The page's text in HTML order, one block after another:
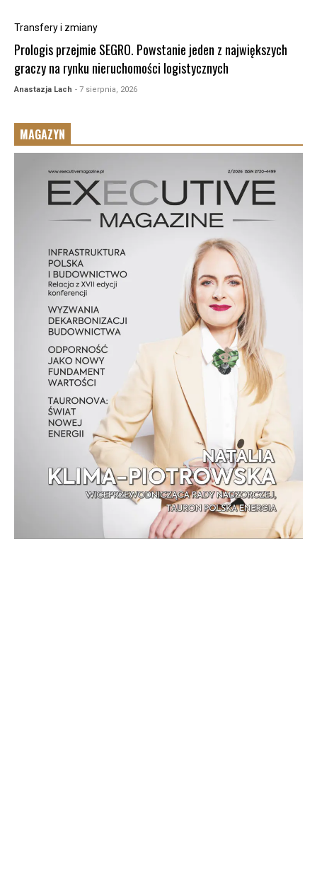
Transfery i zmiany
Prologis przejmie SEGRO. Powstanie jeden z największych
graczy na rynku nieruchomości logistycznych
Anastazja Lach - 7 sierpnia, 2026
MAGAZYN